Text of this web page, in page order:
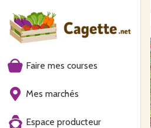
Faire mes courses
Mes marchés
Espace producteur